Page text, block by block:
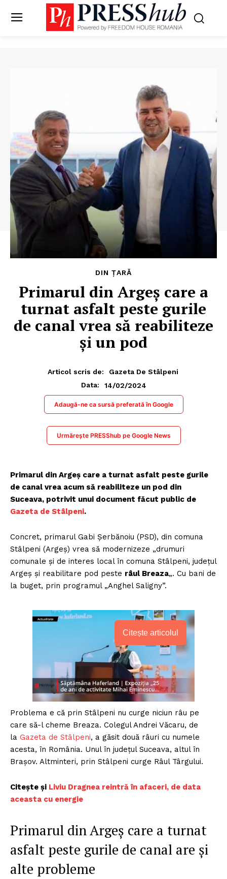
DIN ȚARĂ
Primarul din Argeș care a
turnat asfalt peste gurile
de canal vrea să reabiliteze
și un pod
Articol scris de:
Gazeta De Stâlpeni
Data:
14/02/2024
Adaugă-ne ca sursă preferată în Google
Urmărește PRESShub pe Google News
Primarul din Argeș care a turnat asfalt peste gurile
de canal vrea acum să reabiliteze un pod din
Suceava, potrivit unui document făcut public de
Gazeta de Stâlpeni.
Concret, primarul Gabi Şerbănoiu (PSD), din comuna
Stâlpeni (Argeș) vrea să modernizeze „drumuri
comunale și de interes local în comuna Stâlpeni, județul
Argeș și reabilitare pod peste râul Breaza„. Cu bani de
la buget, prin programul „Anghel Saligny”.
Citește articolul
Problema e că prin Stâlpeni nu curge niciun râu pe
care să-l cheme Breaza. Colegul Andrei Văcaru, de
la Gazeta de Stâlpeni, a găsit două râuri cu numele
acesta, în România. Unul în judeţul Suceava, altul în
Braşov. Altminteri, prin Stâlpeni curge Râul Târgului.
Citește și Liviu Dragnea reintră în afaceri, de data
aceasta cu energie
Primarul din Argeș care a turnat
asfalt peste gurile de canal are și
alte probleme